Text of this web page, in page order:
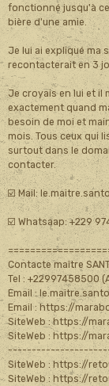
fonctionné jusqu'à ce
bière d'une amie.
Je lui ai expliqué ma
recontacterait en 3
Je croyais en lui et il
exactement quand
besoin de moi et
mois. Tous ceux qui
surtout dans le
contacter.
☑️ Mail:
☑️ Whatsaap: +229
Contacte maître
Tel : +22997458500
Email :
Email : https://
SiteWeb : https://
SiteWeb : https://
SiteWeb : https://
SiteWeb : https://